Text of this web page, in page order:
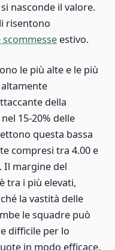
nasconde il valore.
risentono
estivo.
le più alte e le più
della
15-20% delle
questa bassa
compresi tra 4.00 e
Il margine del
tra i più elevati,
la vastità delle
le squadre può
difficile per lo
in modo efficace.